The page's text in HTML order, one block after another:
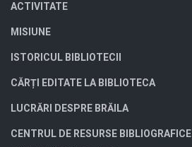
ACTIVITATE
MISIUNE
ISTORICUL BIBLIOTECII
CĂRȚI EDITATE LA BIBLIOTECA
LUCRĂRI DESPRE BRĂILA
CENTRUL DE RESURSE